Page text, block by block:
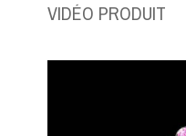
VIDÉO PRODUIT